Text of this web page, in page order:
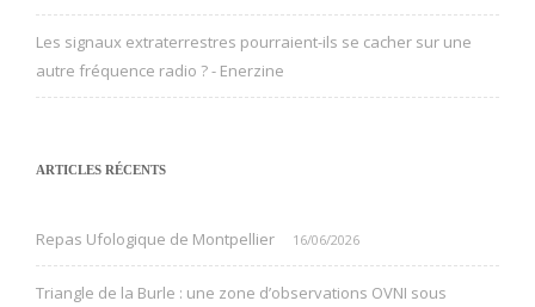
Les signaux extraterrestres pourraient-ils se cacher sur une
autre fréquence radio ? - Enerzine
ARTICLES RÉCENTS
Repas Ufologique de Montpellier 16/06/2026
Triangle de la Burle : une zone d’observations OVNI sous